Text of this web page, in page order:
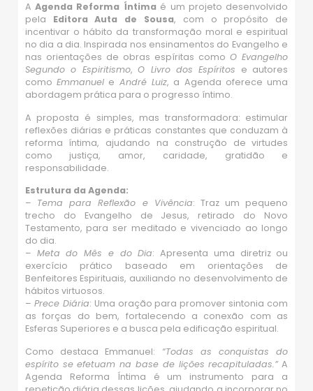
AAgenda Reforma Íntima é um projeto desenvolvido
pela Editora Auta de Sousa, com o propósito de
incentivar o hábito da transformação moral e espiritual
no dia a dia. Inspirada nos ensinamentos do Evangelho e
nas orientações de obras espíritas comoO Evangelho
Segundo o Espiritismo,O Livro dos Espíritos e autores
comoEmmanuel e André Luiz, a Agenda oferece uma
abordagem prática para o progresso íntimo.
A proposta é simples, mas transformadora: estimular
reflexões diárias e práticas constantes que conduzam à
reforma íntima, ajudando na construção de virtudes
como justiça, amor, caridade, gratidão e
responsabilidade.
Estrutura da Agenda:
– Tema para Reflexão e Vivência: Traz um pequeno
trecho do Evangelho de Jesus, retirado do Novo
Testamento, para ser meditado e vivenciado ao longo
do dia.
– Meta do Mês e do Dia: Apresenta uma diretriz ou
exercício prático baseado em orientações de
Benfeitores Espirituais, auxiliando no desenvolvimento de
hábitos virtuosos.
– Prece Diária: Uma oração para promover sintonia com
as forças do bem, fortalecendo a conexão com as
Esferas Superiores e a busca pela edificação espiritual.
Como destaca Emmanuel: “Todas as conquistas do
espírito se efetuam na base de lições recapituladas.”A
Agenda Reforma Íntima é um instrumento para a